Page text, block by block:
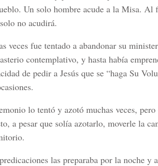
Un solo hombre acude a la Misa.
no acudirá.
veces fue tentado a abandonar su
contemplativo, y hasta había
de pedir a Jesús que se “haga Su
lo tentó y azotó muchas veces,
a pesar que solía azotarlo, moverle la
las preparaba por la noche y